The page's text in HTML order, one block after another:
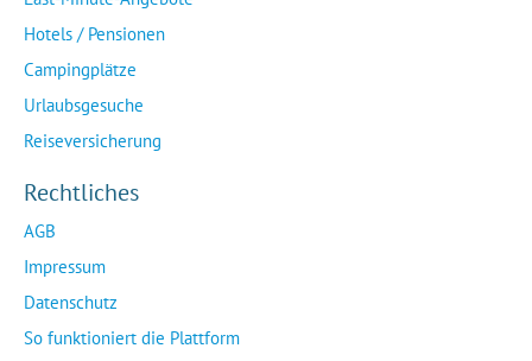
Hotels / Pensionen
Campingplätze
Urlaubsgesuche
Reiseversicherung
Rechtliches
AGB
Impressum
Datenschutz
So funktioniert die Plattform